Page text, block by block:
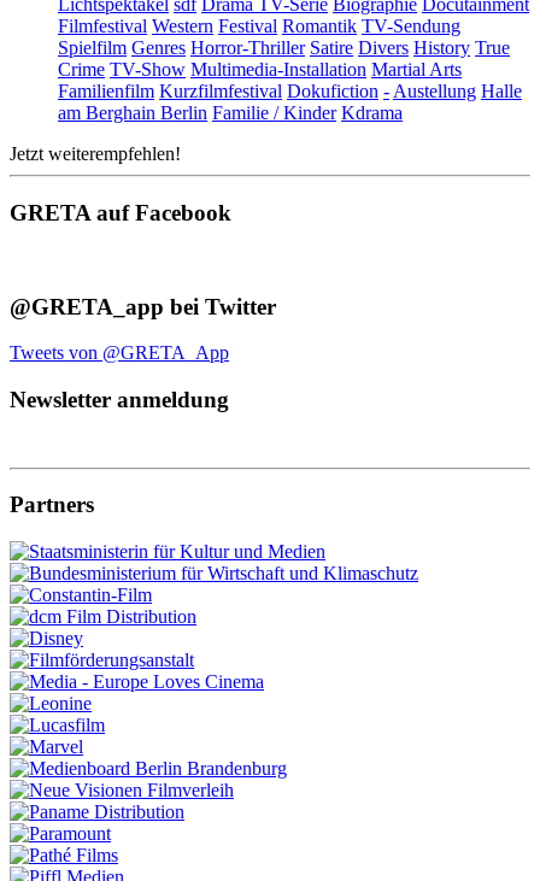
Lichtspektakel sdf Drama TV-Serie Biographie Docutainment
Filmfestival Western Festival Romantik TV-Sendung
Spielfilm Genres Horror-Thriller Satire Divers History True
Crime TV-Show Multimedia-Installation Martial Arts
Familienfilm Kurzfilmfestival Dokufiction -Austellung Halle
am Berghain Berlin Familie / Kinder Kdrama
Jetzt weiterempfehlen!
GRETA auf Facebook
@GRETA_app bei Twitter
Tweets von @GRETA_App
Newsletter anmeldung
Partners